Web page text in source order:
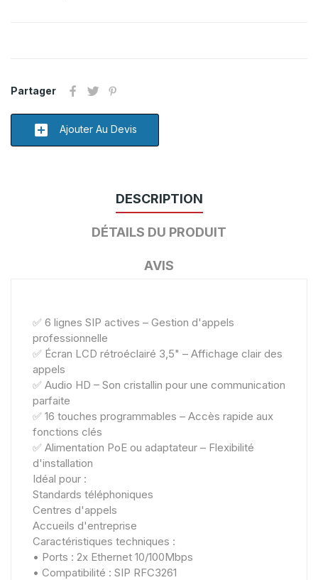
Partager
add_box Ajouter Au Devis
DESCRIPTION
DÉTAILS DU PRODUIT
AVIS
✅ 6 lignes SIP actives – Gestion d'appels
professionnelle
✅ Écran LCD rétroéclairé 3,5" – Affichage clair des
appels
✅ Audio HD – Son cristallin pour une communication
parfaite
✅ 16 touches programmables – Accès rapide aux
fonctions clés
✅ Alimentation PoE ou adaptateur – Flexibilité
d'installation
Idéal pour :
Standards téléphoniques
Centres d'appels
Accueils d'entreprise
Caractéristiques techniques :
• Ports : 2x Ethernet 10/100Mbps
• Compatibilité : SIP RFC3261